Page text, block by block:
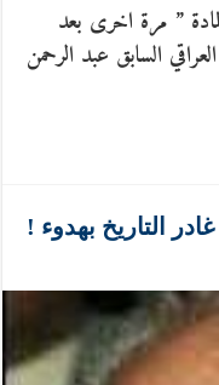
” مرة اخرى بعد
السابق عبد الرحمن
التاريخ بهدوء !